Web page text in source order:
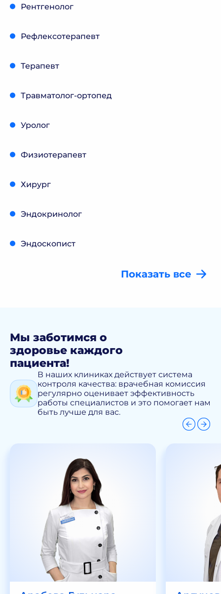
Рентгенолог
Рефлексотерапевт
Терапевт
Травматолог-ортопед
Уролог
Физиотерапевт
Хирург
Эндокринолог
Эндоскопист
Показать все
Мы заботимся о
здоровье каждого
пациента!
В наших клиниках действует система
контроля качества: врачебная комиссия
регулярно оценивает эффективность
работы специалистов и это помогает нам
быть лучше для вас.